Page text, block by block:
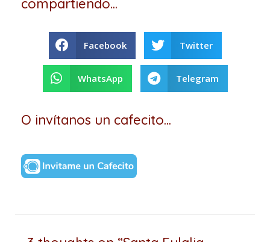
compartiendo...
Facebook Twitter
WhatsApp Telegram
O invítanos un cafecito...